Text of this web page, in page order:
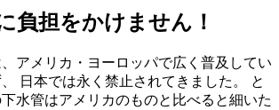
負担をかけません！
アメリカ・ヨーロッパで広く普及してい
日本では永く禁止されてきました。 と
水管はアメリカのものと比べると細いた